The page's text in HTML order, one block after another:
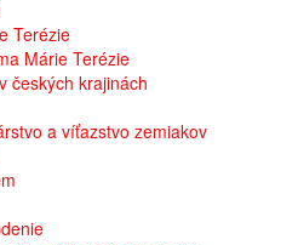
Terézie
Márie Terézie
českých krajinách
a víťazstvo zemiakov